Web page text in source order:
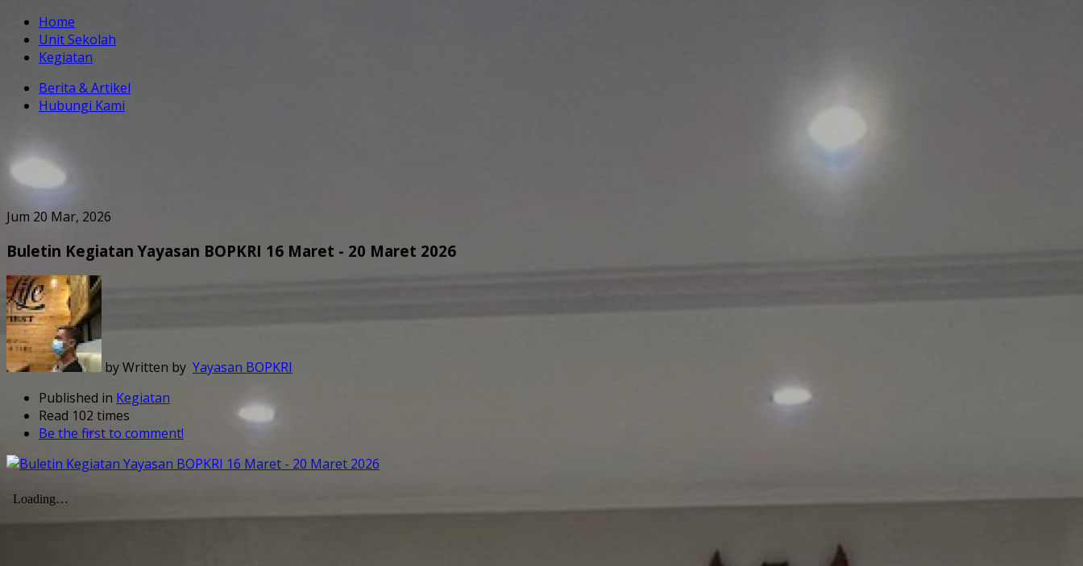
Home
Unit Sekolah
Kegiatan
Berita & Artikel
Hubungi Kami
Jum 20 Mar, 2026
Buletin Kegiatan Yayasan BOPKRI 16 Maret - 20 Maret 2026
by Written by Yayasan BOPKRI
Published in Kegiatan
Read 102 times
Be the first to comment!